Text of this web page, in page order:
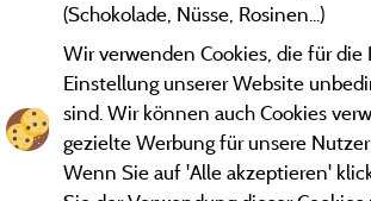
(Schokolade, Nüsse, Rosinen...)
Wir verwenden Cookies, die für die
Einstellung unserer Website
sind. Wir können auch Cookies
gezielte Werbung für unsere
Wenn Sie auf 'Alle akzeptieren'